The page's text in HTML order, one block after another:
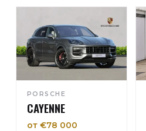
PORSCHE
CAYENNE
от €78 000